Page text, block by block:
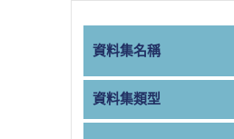
資料集名稱
資料集類型